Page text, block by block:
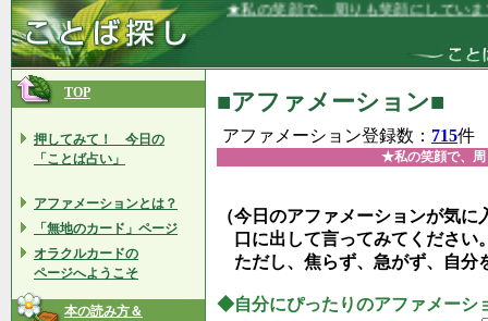
★私の笑顔で、周りも笑顔にしています★
TOP
押してみて！ 今日の
「ことば占い」
アファメーションとは？
「無地のカード」ページ
オラクルカードの
ページへようこそ
本の読み方＆
■アファメーション■
アファメーション登録数： 715件
★私の笑顔で、
（今日のアファメーションが気
口に出して言ってみてください
ただし、焦らず、急がず、自分
◆自分にぴったりのアファメーシ